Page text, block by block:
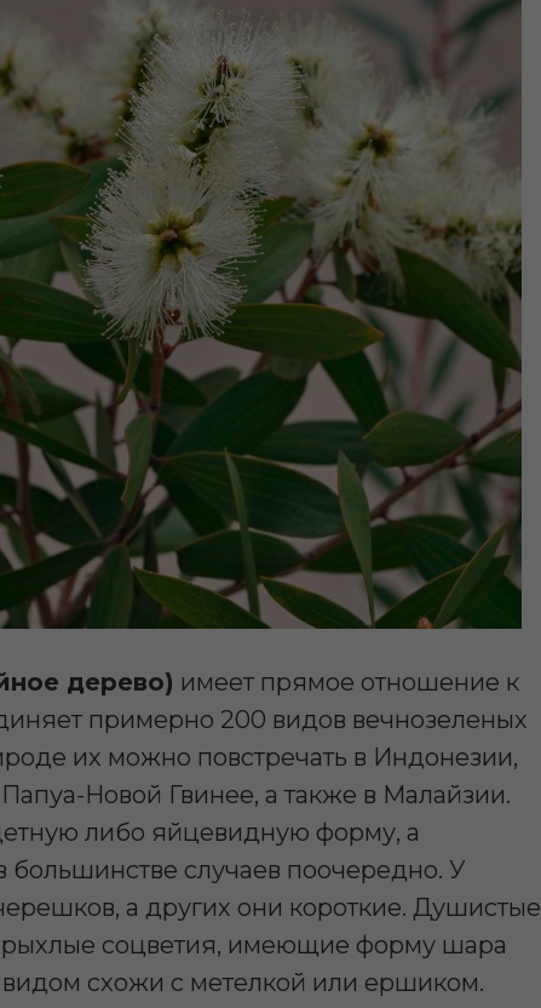
дерево) имеет прямое отношение к
примерно 200 видов вечнозеленых
их можно повстречать в Индонезии,
Новой Гвинее, а также в Малайзии.
либо яйцевидную форму, а
случаев поочередно. У
а других они короткие. Душистые
рыхлые соцветия, имеющие форму шара
схожи с метелкой или ершиком.